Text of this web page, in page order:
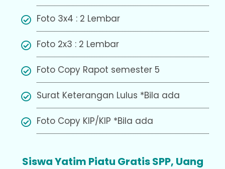
Foto 3x4 : 2 Lembar
Foto 2x3 : 2 Lembar
Foto Copy Rapot semester 5
Surat Keterangan Lulus *Bila ada
Foto Copy KIP/KIP *Bila ada
Siswa Yatim Piatu Gratis SPP, Uang